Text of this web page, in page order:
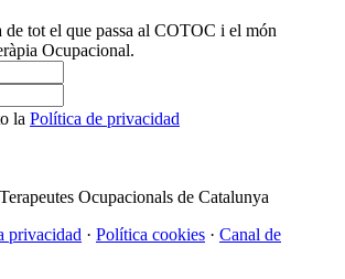
de tot el que passa al COTOC i el món
Ocupacional.
la Política de privacidad
Ocupacionals de Catalunya
privacidad · Política cookies · Canal de